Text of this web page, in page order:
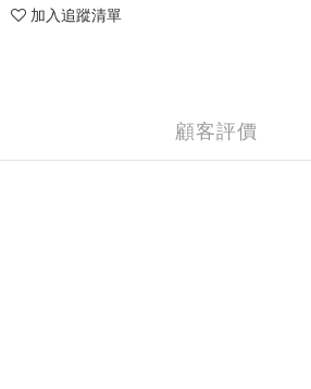
加入追蹤清單
顧客評價